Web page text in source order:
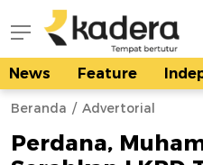
kadera.id
Tempat bertutur
News Feature
Beranda Advertorial
Perdana,